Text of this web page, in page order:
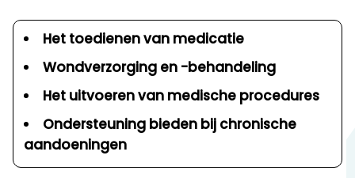
Het toedienen van medicatie
Wondverzorging en -behandeling
Het uitvoeren van medische procedures
Ondersteuning bieden bij chronische
aandoeningen